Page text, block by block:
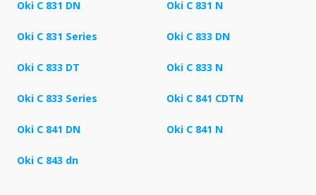
Oki C 831 DN Oki C 831 N
Oki C 831 Series Oki C 833 DN
Oki C 833 DT Oki C 833 N
Oki C 833 Series Oki C 841 CDTN
Oki C 841 DN Oki C 841 N
Oki C 843 dn